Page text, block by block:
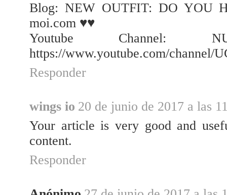
Blog: NEW OUTFIT: DO YOU
moi.com ♥♥
Youtube Channel:
https://www.youtube.com/channel/
Responder
wings io 20 de junio de 2017 a las
Your article is very good and
content.
Responder